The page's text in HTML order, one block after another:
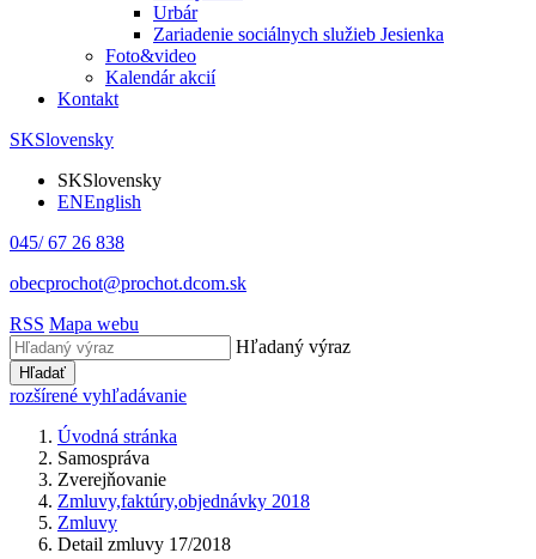
Urbár
Zariadenie sociálnych služieb Jesienka
Foto&video
Kalendár akcií
Kontakt
SKSlovensky
SKSlovensky
ENEnglish
045/ 67 26 838
obecprochot@prochot.dcom.sk
RSS Mapa webu
Hľadaný výraz
Hľadať
rozšírené vyhľadávanie
Úvodná stránka
Samospráva
Zverejňovanie
Zmluvy,faktúry,objednávky 2018
Zmluvy
Detail zmluvy 17/2018